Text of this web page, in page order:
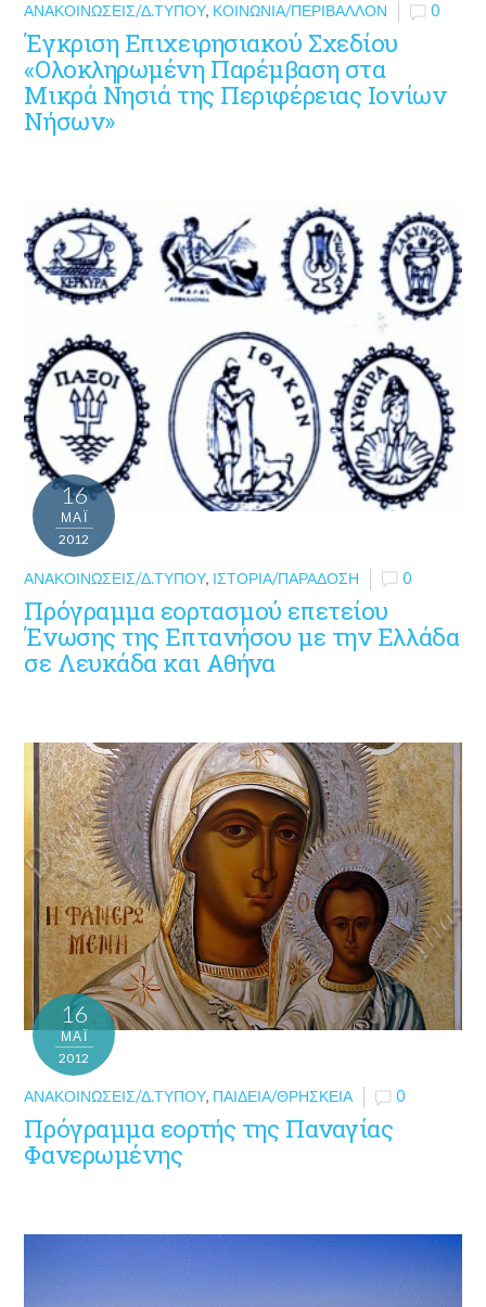
ΑΝΑΚΟΙΝΏΣΕΙΣ/Δ.ΤΎΠΟΥ, ΚΟΙΝΩΝΊΑ/ΠΕΡΙΒΆΛΛΟΝ 0
Έγκριση Επιχειρησιακού Σχεδίου
«Ολοκληρωμένη Παρέμβαση στα
Μικρά Νησιά της Περιφέρειας Ιονίων
Νήσων»
16
ΜΑΪ́
2012
ΑΝΑΚΟΙΝΏΣΕΙΣ/Δ.ΤΎΠΟΥ, ΙΣΤΟΡΊΑ/ΠΑΡΆΔΟΣΗ 0
Πρόγραμμα εορτασμού επετείου
Ένωσης της Επτανήσου με την Ελλάδα
σε Λευκάδα και Αθήνα
16
ΜΑΪ́
2012
ΑΝΑΚΟΙΝΏΣΕΙΣ/Δ.ΤΎΠΟΥ, ΠΑΙΔΕΊΑ/ΘΡΗΣΚΕΊΑ 0
Πρόγραμμα εορτής της Παναγίας
Φανερωμένης